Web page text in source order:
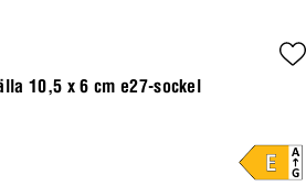
10,5 x 6 cm e27-sockel